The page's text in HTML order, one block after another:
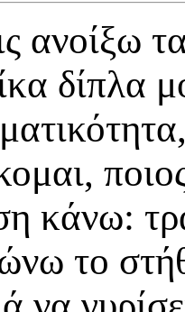
ανοίξω
δίπλα
κάνω:
το